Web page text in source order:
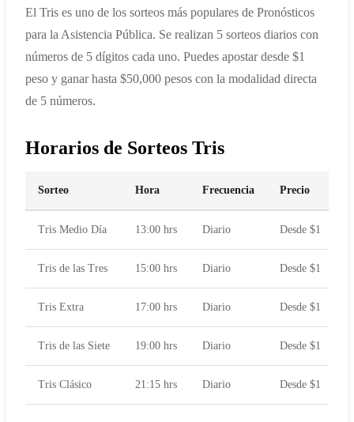
El Tris es uno de los sorteos más populares de Pronósticos
para la Asistencia Pública. Se realizan 5 sorteos diarios con
números de 5 dígitos cada uno. Puedes apostar desde $1
peso y ganar hasta $50,000 pesos con la modalidad directa
de 5 números.
Horarios de Sorteos Tris
Sorteo Hora Frecuencia Precio
Tris Medio Día 13:00 hrs Diario Desde $1
Tris de las Tres 15:00 hrs Diario Desde $1
Tris Extra 17:00 hrs Diario Desde $1
Tris de las Siete 19:00 hrs Diario Desde $1
Tris Clásico 21:15 hrs Diario Desde $1